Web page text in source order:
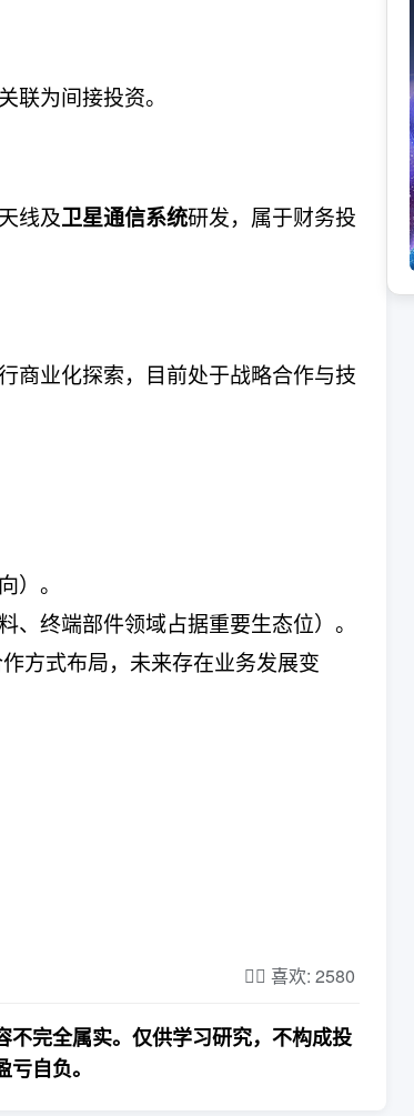
联为间接投资。
线及卫星通信系统研发，属于财务投
商业化探索，目前处于战略合作与技
）。
、终端部件领域占据重要生态位）。
作方式布局，未来存在业务发展变
❤️‍🔥 喜欢: 2580
完全属实。仅供学习研究，不构成投
自负。